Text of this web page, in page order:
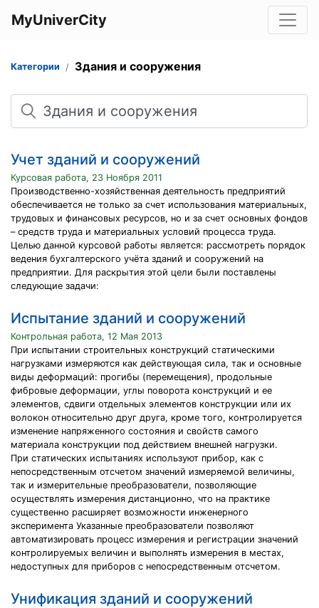
MyUniverCity
Категории Здания и сооружения
Поиск
Учет зданий и сооружений
Курсовая работа, 23 Ноября 2011
Производственно-хозяйственная деятельность предприятий
обеспечивается не только за счет использования материальных,
трудовых и финансовых ресурсов, но и за счет основных фондов
– средств труда и материальных условий процесса труда.
Целью данной курсовой работы является: рассмотреть порядок
ведения бухгалтерского учёта зданий и сооружений на
предприятии. Для раскрытия этой цели были поставлены
следующие задачи:
Испытание зданий и сооружений
Контрольная работа, 12 Мая 2013
При испытании строительных конструкций статическими
нагрузками измеряются как действующая сила, так и основные
виды деформаций: прогибы (перемещения), продольные
фибровые деформации, углы поворота конструкций и ее
элементов, сдвиги отдельных элементов конструкции или их
волокон относительно друг друга, кроме того, контролируется
изменение напряженного состояния и свойств самого
материала конструкции под действием внешней нагрузки.
При статических испытаниях используют прибор, как с
непосредственным отсчетом значений измеряемой величины,
так и измерительные преобразователи, позволяющие
осуществлять измерения дистанционно, что на практике
существенно расширяет возможности инженерного
эксперимента Указанные преобразователи позволяют
автоматизировать процесс измерения и регистрации значений
контролируемых величин и выполнять измерения в местах,
недоступных для приборов с непосредственным отсчетом.
Унификация зданий и сооружений